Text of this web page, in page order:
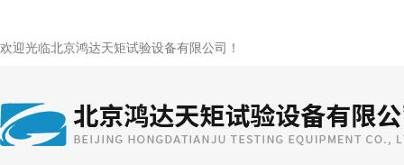
欢迎光临北京鸿达天矩试验设备有限公司！